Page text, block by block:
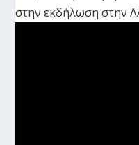
στην εκδήλωση στην